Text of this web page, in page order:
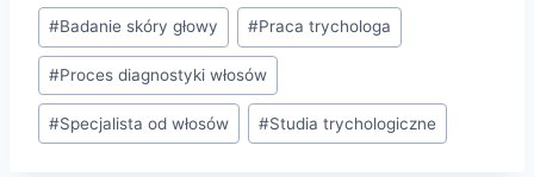
Tagi
wpisu:
#Badanie skóry głowy #Praca trychologa
#Proces diagnostyki włosów
#Specjalista od włosów #Studia trychologiczne